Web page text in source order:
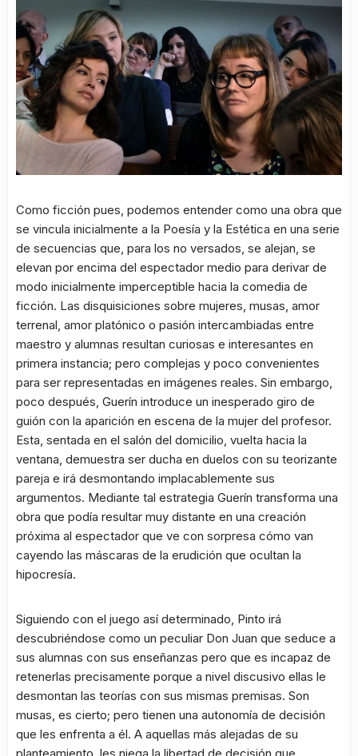
Como ficción pues, podemos entender como una obra que
se vincula inicialmente a la Poesía y la Estética en una serie
de secuencias que, para los no versados, se alejan, se
elevan por encima del espectador medio para derivar de
modo inicialmente imperceptible hacia la comedia de
ficción. Las disquisiciones sobre mujeres, musas, amor
terrenal, amor platónico o pasión intercambiadas entre
maestro y alumnas resultan curiosas e interesantes en
primera instancia; pero complejas y poco convenientes
para ser representadas en imágenes reales. Sin embargo,
poco después, Guerín introduce un inesperado giro de
guión con la aparición en escena de la mujer del profesor.
Esta, sentada en el salón del domicilio, vuelta hacia la
ventana, demuestra ser ducha en duelos con su teorizante
pareja e irá desmontando implacablemente sus
argumentos. Mediante tal estrategia Guerín transforma una
obra que podía resultar muy distante en una creación
próxima al espectador que ve con sorpresa cómo van
cayendo las máscaras de la erudición que ocultan la
hipocresía.
Siguiendo con el juego así determinado, Pinto irá
descubriéndose como un peculiar Don Juan que seduce a
sus alumnas con sus enseñanzas pero que es incapaz de
retenerlas precisamente porque a nivel discusivo ellas le
desmontan las teorías con sus mismas premisas. Son
musas, es cierto; pero tienen una autonomía de decisión
que les enfrenta a él. A aquellas más alejadas de su